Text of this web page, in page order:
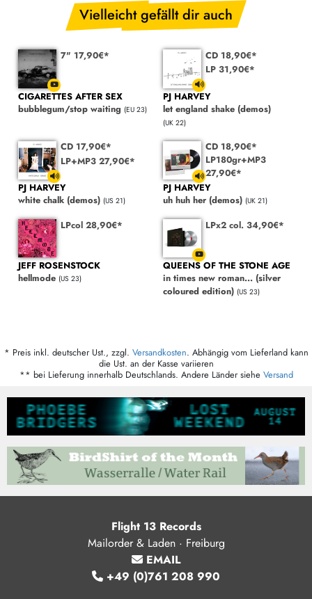
Vielleicht gefällt dir auch
7" 17,90€*
CIGARETTES AFTER SEX
bubblegum/stop waiting (EU 23)
CD 18,90€*
LP 31,90€*
PJ HARVEY
let england shake (demos)
(UK 22)
CD 17,90€*
LP+MP3 27,90€*
PJ HARVEY
white chalk (demos) (US 21)
CD 18,90€*
LP180gr+MP3
27,90€*
PJ HARVEY
uh huh her (demos) (UK 21)
LPcol 28,90€*
JEFF ROSENSTOCK
hellmode (US 23)
LPx2 col. 34,90€*
QUEENS OF THE STONE AGE
in times new roman... (silver
coloured edition) (US 23)
* Preis inkl. deutscher Ust., zzgl. Versandkosten. Abhängig vom Lieferland kann
die Ust. an der Kasse variieren
** bei Lieferung innerhalb Deutschlands. Andere Länder siehe Versand
Flight 13 Records
Mailorder & Laden · Freiburg
EMAIL
+49 (0)761 208 990